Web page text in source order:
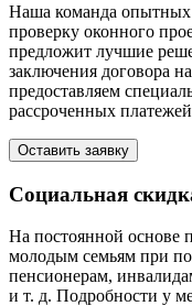
Наша команда опытных
проверку оконного
предложит лучшие
заключения договора
предоставляем
рассроченных
Оставить заявку
Социальная
На постоянной основе
молодым семьям при
пенсионерам,
и т. д. Подробности у